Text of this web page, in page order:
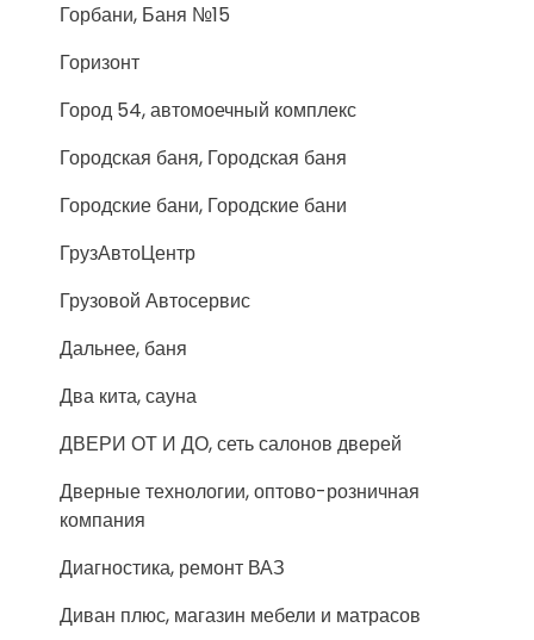
Горбани, Баня №15
Горизонт
Город 54, автомоечный комплекс
Городская баня, Городская баня
Городские бани, Городские бани
ГрузАвтоЦентр
Грузовой Автосервис
Дальнее, баня
Два кита, сауна
ДВЕРИ ОТ И ДО, сеть салонов дверей
Дверные технологии, оптово-розничная
компания
Диагностика, ремонт ВАЗ
Диван плюс, магазин мебели и матрасов